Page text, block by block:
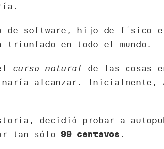
de software, hijo de físico
triunfado en todo el mundo.
curso natural
de las cosas
alcanzar. Inicialmente,
decidió probar a
tan sólo99 centavos .